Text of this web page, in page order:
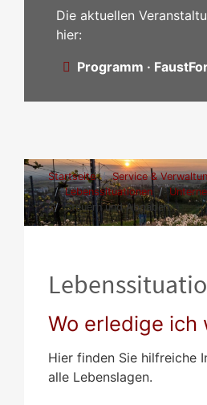
Die aktuellen
hier:
Programm ·
Startseite Service &
Lebenssituationen
Steuern und Abgaben
Wo erledige ich
Hier finden Sie hilfreiche
alle Lebenslagen.